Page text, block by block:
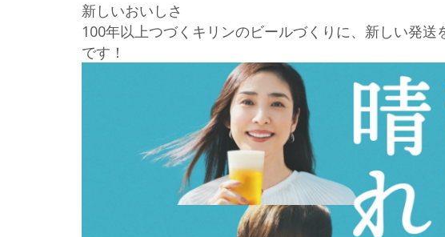
新しいおいしさ
100年以上つづくキリンのビールづくりに、新しい発
です！